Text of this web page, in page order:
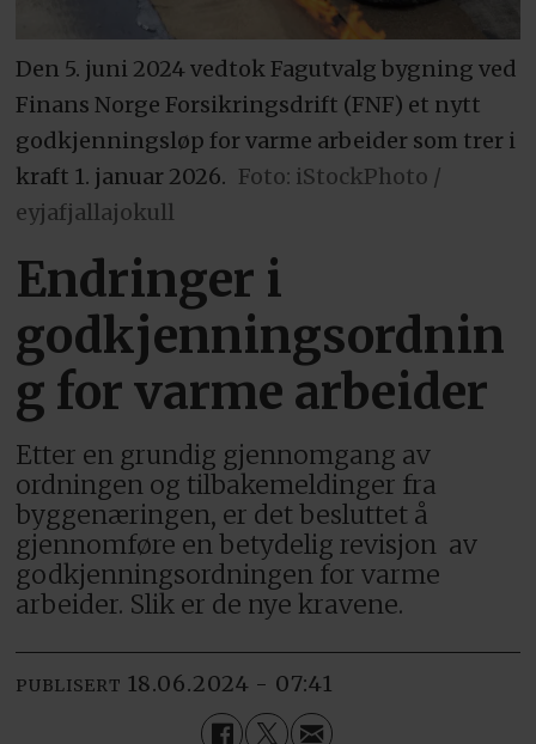
Den 5. juni 2024 vedtok Fagutvalg bygning ved
Finans Norge Forsikringsdrift (FNF) et nytt
godkjenningsløp for varme arbeider som trer i
kraft 1. januar 2026. Foto: iStockPhoto /
eyjafjallajokull
Endringer i
godkjenningsordnin
g for varme arbeider
Etter en grundig gjennomgang av
ordningen og tilbakemeldinger fra
byggenæringen, er det besluttet å
gjennomføre en betydelig revisjon av
godkjenningsordningen for varme
arbeider. Slik er de nye kravene.
PUBLISERT 18.06.2024 - 07:41